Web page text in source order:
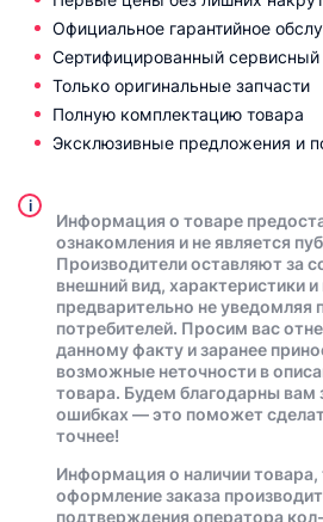
Официальное гарантийное
Сертифицированный сервисный
Только оригинальные запчасти
Полную комплектацию товара
Эксклюзивные предложения и
i
Информация о товаре
ознакомления и не является
Производители оставляют за
внешний вид, характеристики
предварительно не уведомляя
потребителей. Просим вас
данному факту и заранее
возможные неточности в
товара. Будем благодарны вам
ошибках — это поможет
точнее!
Информация о наличии
оформление заказа
подтверждения оператора